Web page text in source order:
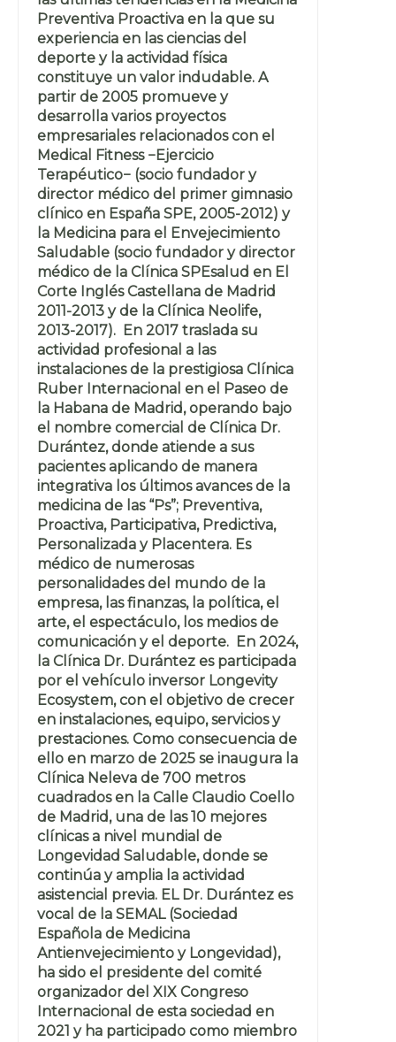
Preventiva Proactiva en la que su
experiencia en las ciencias del
deporte y la actividad física
constituye un valor indudable. A
partir de 2005 promueve y
desarrolla varios proyectos
empresariales relacionados con el
Medical Fitness −Ejercicio
Terapéutico− (socio fundador y
director médico del primer gimnasio
clínico en España SPE, 2005-2012) y
la Medicina para el Envejecimiento
Saludable (socio fundador y director
médico de la Clínica SPEsalud en El
Corte Inglés Castellana de Madrid
2011-2013 y de la Clínica Neolife,
2013-2017). En 2017 traslada su
actividad profesional a las
instalaciones de la prestigiosa Clínica
Ruber Internacional en el Paseo de
la Habana de Madrid, operando bajo
el nombre comercial de Clínica Dr.
Durántez, donde atiende a sus
pacientes aplicando de manera
integrativa los últimos avances de la
medicina de las “Ps”; Preventiva,
Proactiva, Participativa, Predictiva,
Personalizada y Placentera. Es
médico de numerosas
personalidades del mundo de la
empresa, las finanzas, la política, el
arte, el espectáculo, los medios de
comunicación y el deporte. En 2024,
la Clínica Dr. Durántez es participada
por el vehículo inversor Longevity
Ecosystem, con el objetivo de crecer
en instalaciones, equipo, servicios y
prestaciones. Como consecuencia de
ello en marzo de 2025 se inaugura la
Clínica Neleva de 700 metros
cuadrados en la Calle Claudio Coello
de Madrid, una de las 10 mejores
clínicas a nivel mundial de
Longevidad Saludable, donde se
continúa y amplia la actividad
asistencial previa. EL Dr. Durántez es
vocal de la SEMAL (Sociedad
Española de Medicina
Antienvejecimiento y Longevidad),
ha sido el presidente del comité
organizador del XIX Congreso
Internacional de esta sociedad en
2021 y ha participado como miembro